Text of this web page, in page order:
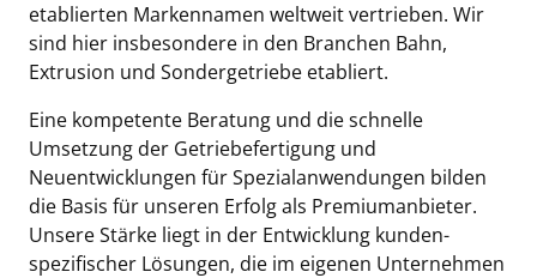
etablierten Markennamen weltweit vertrieben. Wir
sind hier insbesondere in den Branchen Bahn,
Extrusion und Sondergetriebe etabliert.
Eine kompetente Beratung und die schnelle
Umsetzung der Getriebefertigung und
Neuentwicklungen für Spezialanwendungen bilden
die Basis für unseren Erfolg als Premiumanbieter.
Unsere Stärke liegt in der Entwicklung kunden-
spezifischer Lösungen, die im eigenen Unternehmen